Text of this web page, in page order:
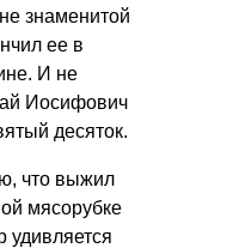
знаменитой
ее в
И не
Иосифович
десяток.
что выжил
мясорубке